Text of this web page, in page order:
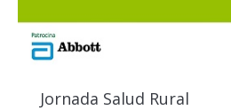
Jornada Salud Rural